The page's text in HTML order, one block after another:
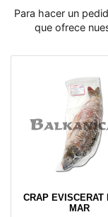
Para hacer un
que ofrece
CRAP EVISCERAT
MAR